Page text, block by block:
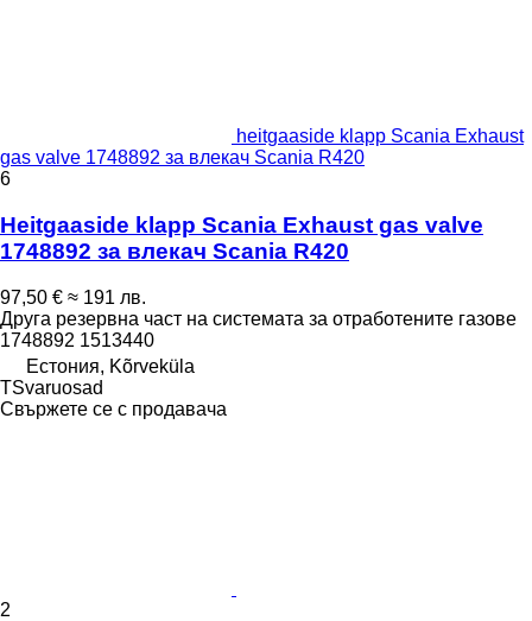
heitgaaside klapp Scania Exhaust
gas valve 1748892 за влекач Scania R420
6
Heitgaaside klapp Scania Exhaust gas valve
1748892 за влекач Scania R420
97,50 € ≈ 191 лв.
Друга резервна част на системата за отработените газове
1748892 1513440
Естония, Kõrveküla
TSvaruosad
Свържете се с продавача
2